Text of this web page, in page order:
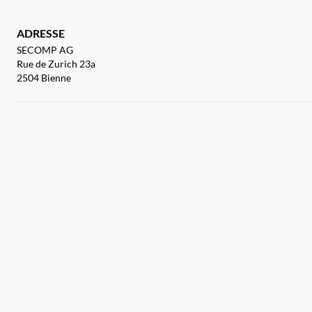
ADRESSE
SECOMP AG
Rue de Zurich 23a
2504 Bienne